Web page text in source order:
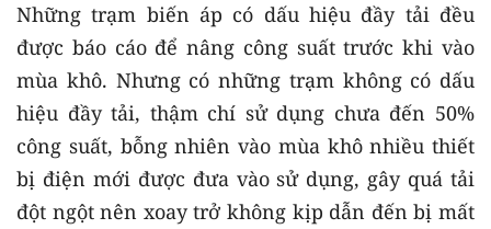
Những trạm biến áp có dấu hiệu đầy tải đều
được báo cáo để nâng công suất trước khi vào
mùa khô. Nhưng có những trạm không có dấu
hiệu đầy tải, thậm chí sử dụng chưa đến 50%
công suất, bỗng nhiên vào mùa khô nhiều thiết
bị điện mới được đưa vào sử dụng, gây quá tải
đột ngột nên xoay trở không kịp dẫn đến bị mất